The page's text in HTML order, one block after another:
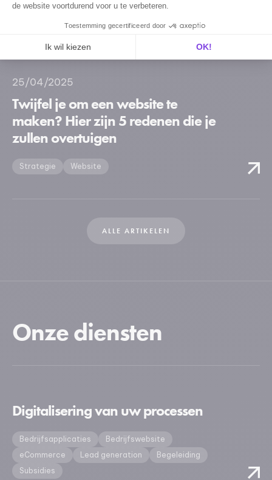
de website voortdurend voor u te verbeteren.
Toestemming gecertificeerd door
Ik wil kiezen OK!
Ons platform stelt u in staat om uw privacy-instellingen naar
25/04/2025
Twijfel je om een website te
maken? Hier zijn 5 redenen die je
zullen overtuigen
Strategie Website
ALLE ARTIKELEN
Onze diensten
Digitalisering van uw processen
Bedrijfsapplicaties
Bedrijfswebsite
eCommerce
Lead generation
Begeleiding
Subsidies